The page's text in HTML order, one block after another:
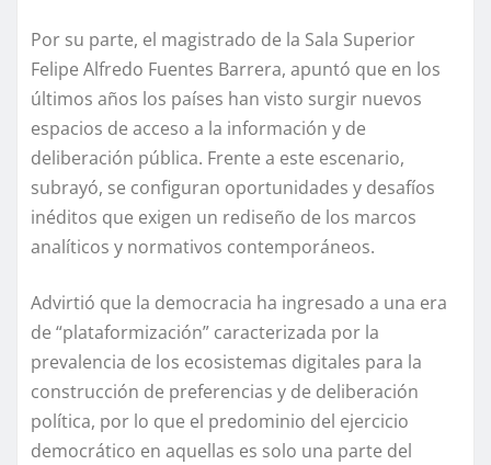
Por su parte, el magistrado de la Sala Superior
Felipe Alfredo Fuentes Barrera, apuntó que en los
últimos años los países han visto surgir nuevos
espacios de acceso a la información y de
deliberación pública. Frente a este escenario,
subrayó, se configuran oportunidades y desafíos
inéditos que exigen un rediseño de los marcos
analíticos y normativos contemporáneos.
Advirtió que la democracia ha ingresado a una era
de “plataformización” caracterizada por la
prevalencia de los ecosistemas digitales para la
construcción de preferencias y de deliberación
política, por lo que el predominio del ejercicio
democrático en aquellas es solo una parte del